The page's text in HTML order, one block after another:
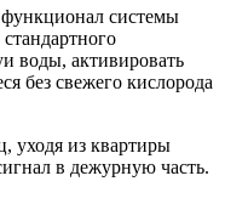
системы
воды, активировать
без свежего кислорода
уходя из квартиры
в дежурную часть.